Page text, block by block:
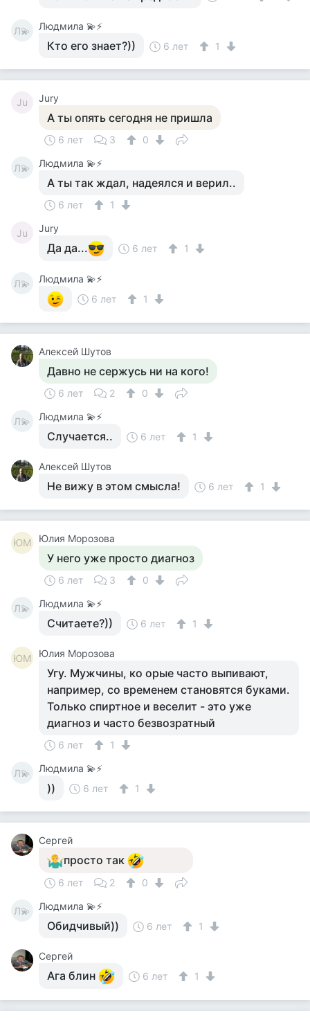
Л💫 Людмила 💫⚡
Кто его знает?)) 6 лет 1
Ju Jury
А ты опять сегодня не пришла
6 лет 3 0
Л💫 Людмила 💫⚡
А ты так ждал, надеялся и верил..
6 лет 1
Ju Jury
Да да... 6 лет 1
Л💫
Людмила 💫⚡
6 лет
1
Алексей Шутов
Давно не сержусь ни на кого!
6 лет 2 0
Л💫 Людмила 💫⚡
Случается.. 6 лет 1
Алексей Шутов
Не вижу в этом смысла! 6 лет 1
ЮМ Юлия Морозова
У него уже просто диагноз
6 лет 3 0
Л💫 Людмила 💫⚡
Считаете?)) 6 лет 1
ЮМ Юлия Морозова
Угу. Мужчины, ко орые часто выпивают,
например, со временем становятся буками.
Только спиртное и веселит - это уже
диагноз и часто безвозратный
6 лет 1
Л💫 Людмила 💫⚡
)) 6 лет 1
Сергей
просто так
6 лет 2 0
Л💫 Людмила 💫⚡
Обидчивый)) 6 лет 1
Сергей
Ага блин 6 лет 1